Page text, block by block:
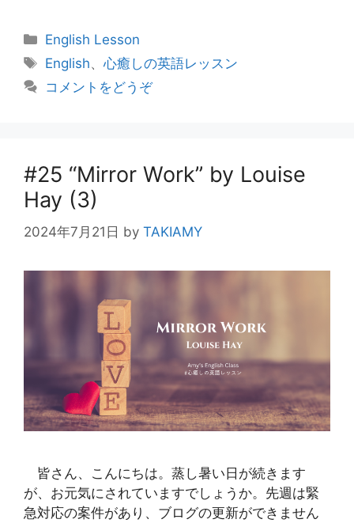
カ
テ
リ
English Lesson
タ
グ
English、心癒しの英語レッスン
コメントをどうぞ
#25 “Mirror Work” by Louise
Hay (3)
2024年7月21日 by TAKIAMY
皆さん、こんにちは。蒸し暑い日が続きます
が、お元気にされていますでしょうか。先週は緊
急対応の案件があり、ブログの更新ができません